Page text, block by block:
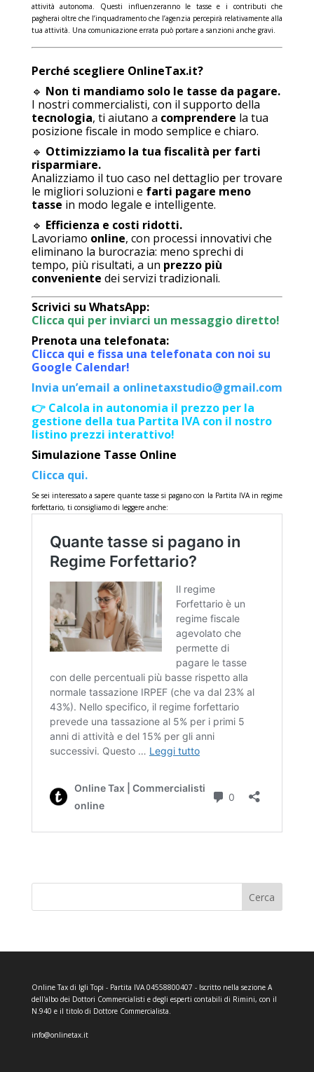
attività autonoma. Questi influenzeranno le tasse e i contributi che
pagherai oltre che l’inquadramento che l’agenzia percepirà relativamente alla
tua attività. Una comunicazione errata può portare a sanzioni anche gravi.
Perché scegliere OnlineTax.it?
🔹 Non ti mandiamo solo le tasse da pagare.
I nostri commercialisti, con il supporto della
tecnologia, ti aiutano a comprendere la tua
posizione fiscale in modo semplice e chiaro.
🔹 Ottimizziamo la tua fiscalità per farti
risparmiare.
Analizziamo il tuo caso nel dettaglio per trovare
le migliori soluzioni e farti pagare meno
tasse in modo legale e intelligente.
🔹 Efficienza e costi ridotti.
Lavoriamo online, con processi innovativi che
eliminano la burocrazia: meno sprechi di
tempo, più risultati, a un prezzo più
conveniente dei servizi tradizionali.
Scrivici su WhatsApp:
Clicca qui per inviarci un messaggio diretto!
Prenota una telefonata:
Clicca qui e fissa una telefonata con noi su
Google Calendar!
Invia un’email a onlinetaxstudio@gmail.com
👉 Calcola in autonomia il prezzo per la
gestione della tua Partita IVA con il nostro
listino prezzi interattivo!
Simulazione Tasse Online
Clicca qui.
Se sei interessato a sapere quante tasse si pagano con la Partita IVA in regime
forfettario, ti consigliamo di leggere anche:
Cerca
Online Tax di Igli Topi - Partita IVA 04558800407 - Iscritto nella sezione A
dell'albo dei Dottori Commercialisti e degli esperti contabili di Rimini, con il
N.940 e il titolo di Dottore Commercialista.
info@onlinetax.it